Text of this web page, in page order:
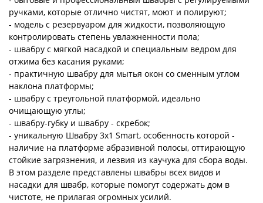
ручками, которые отлично чистят, моют и полируют;
- модель с резервуаром для жидкости, позволяющую
контролировать степень увлажненности пола;
- швабру с мягкой насадкой и специальным ведром для
отжима без касания руками;
- практичную швабру для мытья окон со сменным углом
наклона платформы;
- швабру с треугольной платформой, идеально
очищающую углы;
- швабру-губку и швабру - скребок;
- уникальную Швабру 3х1 Smart, особенность которой -
наличие на платформе абразивной полосы, оттирающую
стойкие загрязнения, и лезвия из каучука для сбора воды.
В этом разделе представлены швабры всех видов и
насадки для швабр, которые помогут содержать дом в
чистоте, не прилагая огромных усилий.